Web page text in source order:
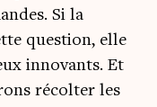
Si la
ques­tion, elle
inno­vants. Et
récol­ter les